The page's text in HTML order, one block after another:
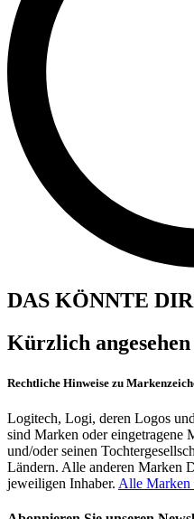
DAS KÖNNTE
Kürzlich angesehen
Rechtliche Hinweise zu
Logitech, Logi, deren Logos
sind Marken oder eingetragene
und/oder seinen
Ländern. Alle anderen Marken
jeweiligen Inhaber. Alle Marken